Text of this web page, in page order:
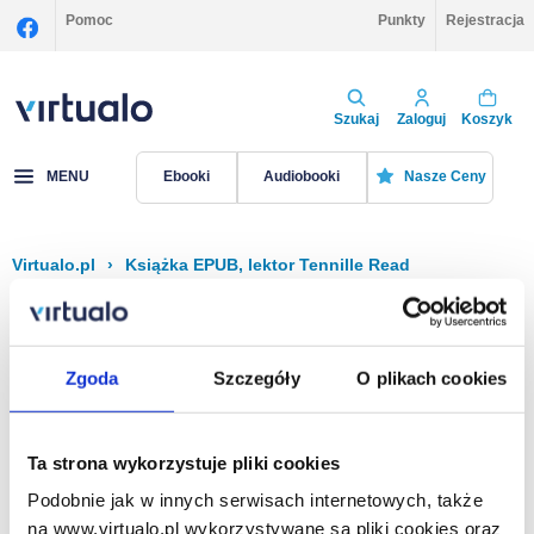
Zgoda Szczegóły O plikach cookies
Ta strona wykorzystuje pliki cookies
Podobnie jak w innych serwisach internetowych, także
na www.virtualo.pl wykorzystywane są pliki cookies oraz
Pomoc Punkty Rejestracja
Szukaj Zaloguj Koszyk
MENU Ebooki Audiobooki Nasze Ceny
Virtualo.pl › Książka EPUB, lektor Tennille Read
Filtruj Sortuj
Na stronie